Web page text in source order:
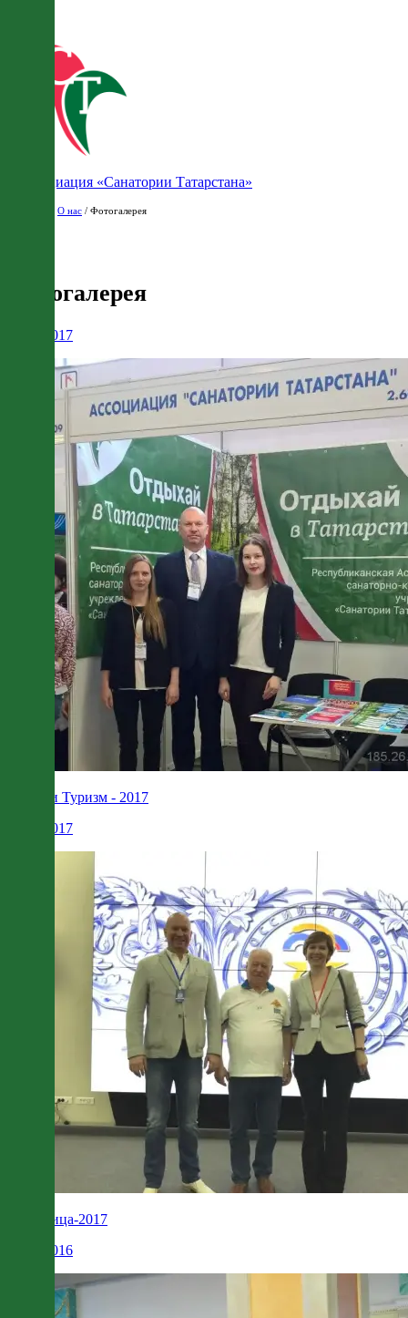
Ассоциация «Санатории Татарстана»
О нас / Фотогалерея
Фотогалерея
26.10.2017
Спорт и Туризм - 2017
26.10.2017
Здравница-2017
26.10.2016